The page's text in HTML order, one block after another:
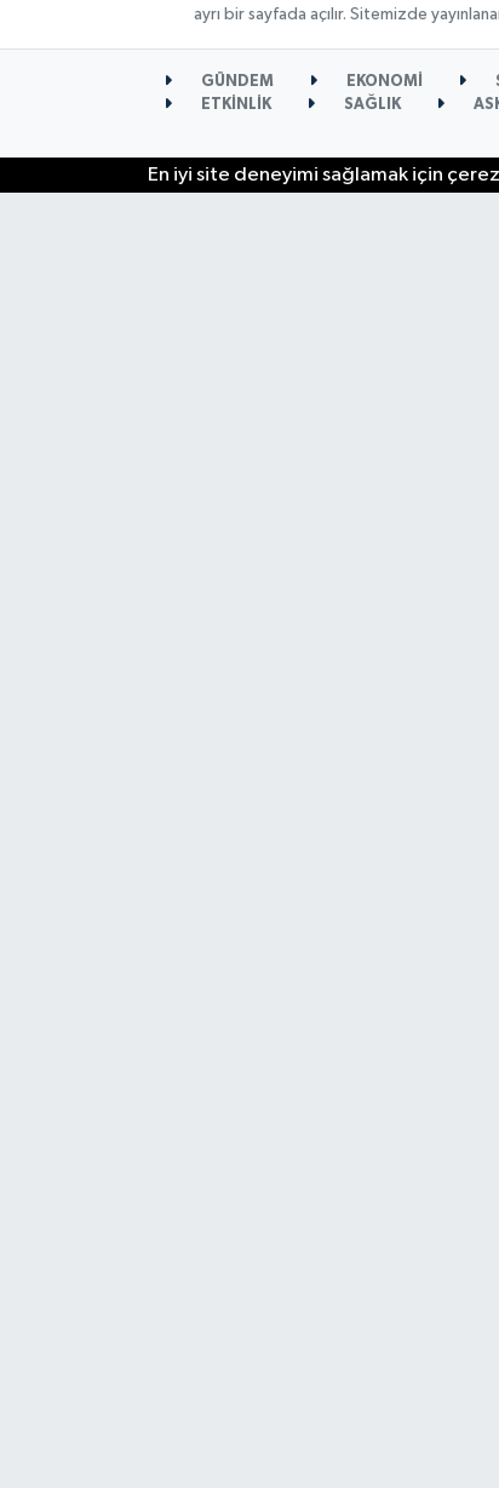
ayrı bir sayfada açılır. Sitemizde
GÜNDEM EKONOMİ
ETKİNLİK
SAĞLIK
En iyi site deneyimi sağlamak için